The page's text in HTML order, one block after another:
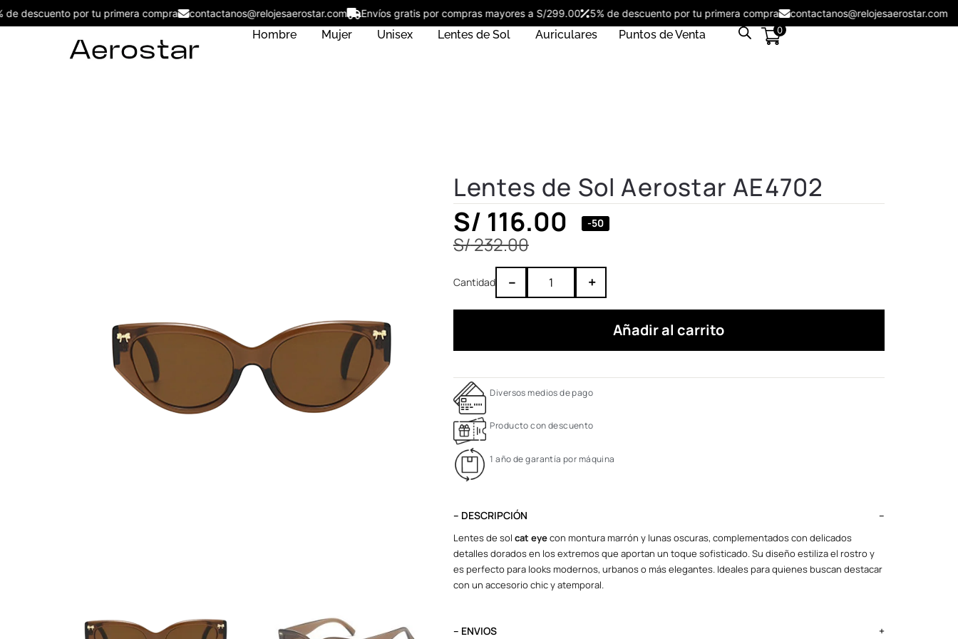
5% de descuento por tu primera compra contactanos@relojesaerostar.com Envíos gratis por compras mayores a S/299.00 5% de descuento por tu primera compra
Hombre Mujer Unisex Lentes de Sol Auriculares Puntos de Venta 0
Lentes de Sol Aerostar AE4702
S/232.00
S/ 116.00 -50
– +
Añadir al carrito
Diversos medios de pago
Producto con descuento
1 año de garantía por máquina
– DESCRIPCIÓN
Lentes de sol cat eyecon montura marrón y lunas oscuras, complementados con delicados
detalles dorados en los extremos que aportan un toque sofisticado. Su diseño estiliza el rostro y
es perfecto para looks modernos, urbanos o más elegantes. Ideales para quienes buscan destacar
con un accesorio chic y atemporal.
– ENVIOS